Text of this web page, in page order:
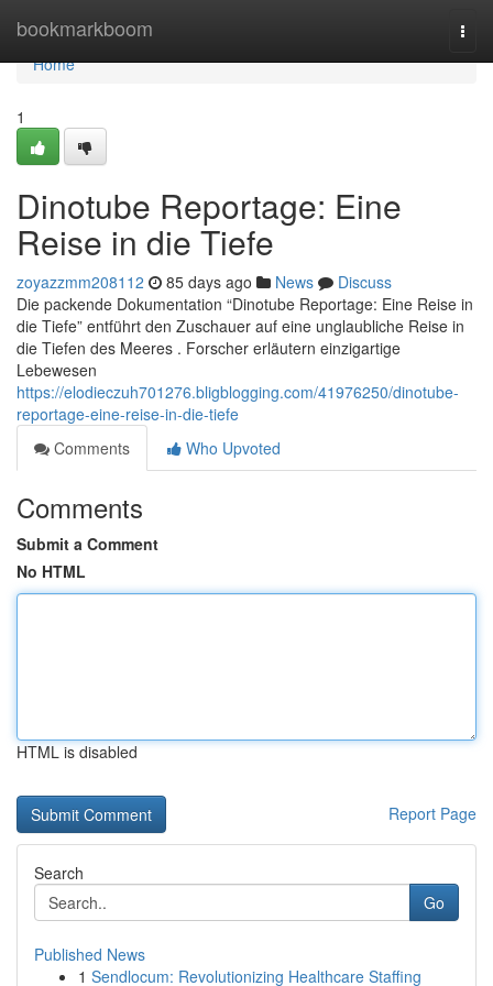
bookmarkboom
Home
Home
1
Dinotube Reportage: Eine
Reise in die Tiefe
zoyazzmm208112 85 days ago News
Discuss
Die packende Dokumentation “Dinotube Reportage: Eine Reise in
die Tiefe” entführt den Zuschauer auf eine unglaubliche Reise in
die Tiefen des Meeres . Forscher erläutern einzigartige
Lebewesen
https://elodieczuh701276.bligblogging.com/41976250/dinotube-
reportage-eine-reise-in-die-tiefe
Comments
Who Upvoted
Comments
Submit a Comment
No HTML
HTML is disabled
Report Page
Search
Go
Published News
1 Sendlocum: Revolutionizing Healthcare Staffing